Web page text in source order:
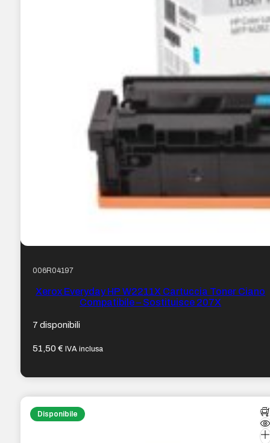
006R04197
Xerox Everyday HP W2211X Cartuccia Toner Ciano
Compatibile – Sostituisce 207X
7 disponibili
51,50€ IVA inclusa
Disponibile